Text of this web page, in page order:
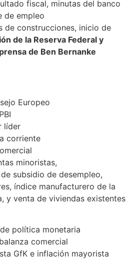
fiscal, minutas del banco
de empleo
de construcciones, inicio de
de la Reserva Federal y
de Ben Bernanke
Europeo
líder
corriente
minoristas,
de subsidio de desempleo,
índice manufacturero de la
y venta de viviendas existentes
política monetaria
comercial
GfK e inflación mayorista